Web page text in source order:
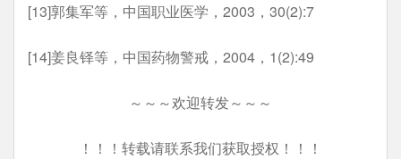
[13]郭集军等，中国职业医学，2003，30(2):7
[14]姜良铎等，中国药物警戒，2004，1(2):49
～～～欢迎转发～～～
！！！转载请联系我们获取授权！！！